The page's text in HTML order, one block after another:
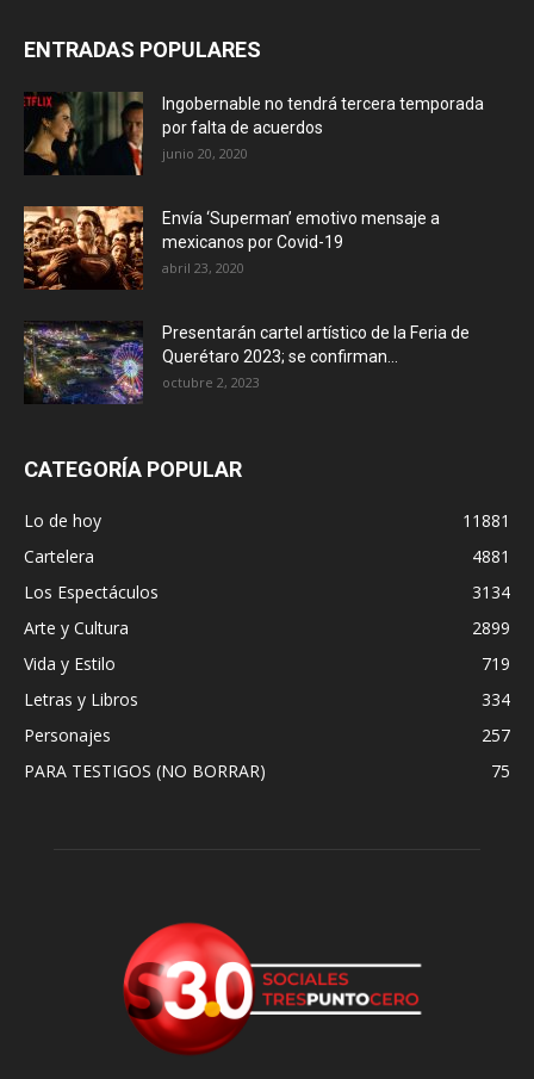
ENTRADAS POPULARES
Ingobernable no tendrá tercera temporada
por falta de acuerdos
junio 20, 2020
Envía ‘Superman’ emotivo mensaje a
mexicanos por Covid-19
abril 23, 2020
Presentarán cartel artístico de la Feria de
Querétaro 2023; se confirman...
octubre 2, 2023
CATEGORÍA POPULAR
Lo de hoy
11881
Cartelera
4881
Los Espectáculos
3134
Arte y Cultura
2899
Vida y Estilo
719
Letras y Libros
334
Personajes
257
PARA TESTIGOS (NO BORRAR)
75